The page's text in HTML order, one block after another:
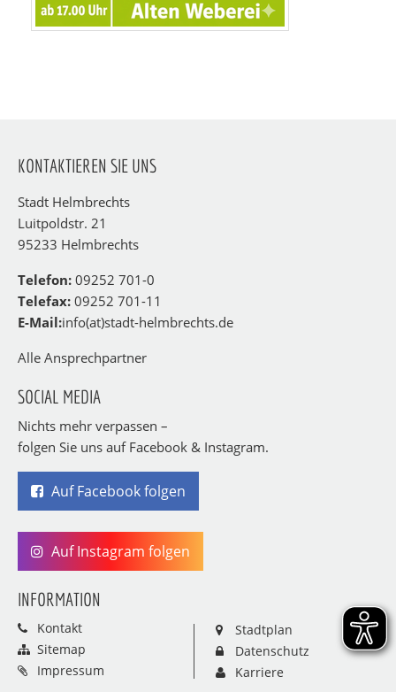
KONTAKTIEREN SIE UNS
Stadt Helmbrechts
Luitpoldstr. 21
95233 Helmbrechts
Telefon: 09252 701-0
Telefax: 09252 701-11
E-Mail:info(at)stadt-helmbrechts.de
Alle Ansprechpartner
SOCIAL MEDIA
Nichts mehr verpassen –
folgen Sie uns auf Facebook & Instagram.
Auf Facebook folgen
Auf Instagram folgen
INFORMATION
Kontakt
Sitemap
Impressum
Stadtplan
Datenschutz
Karriere